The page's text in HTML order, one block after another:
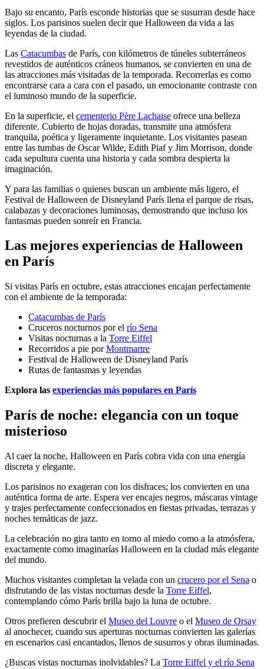
Bajo su encanto, París esconde historias que se susurran desde hace
siglos. Los parisinos suelen decir que Halloween da vida a las
leyendas de la ciudad.
Las Catacumbas de París, con kilómetros de túneles subterráneos
revestidos de auténticos cráneos humanos, se convierten en una de
las atracciones más visitadas de la temporada. Recorrerlas es como
encontrarse cara a cara con el pasado, un emocionante contraste con
el luminoso mundo de la superficie.
En la superficie, el cementerio Père Lachaise ofrece una belleza
diferente. Cubierto de hojas doradas, transmite una atmósfera
tranquila, poética y ligeramente inquietante. Los visitantes pasean
entre las tumbas de Oscar Wilde, Edith Piaf y Jim Morrison, donde
cada sepultura cuenta una historia y cada sombra despierta la
imaginación.
Y para las familias o quienes buscan un ambiente más ligero, el
Festival de Halloween de Disneyland París llena el parque de risas,
calabazas y decoraciones luminosas, demostrando que incluso los
fantasmas pueden sonreír en Francia.
Las mejores experiencias de Halloween
en París
Si visitas París en octubre, estas atracciones encajan perfectamente
con el ambiente de la temporada:
Catacumbas de París
Cruceros nocturnos por el río Sena
Visitas nocturnas a la Torre Eiffel
Recorridos a pie porMontmartre
Festival de Halloween de Disneyland París
Rutas de fantasmas y leyendas
Explora las experiencias más populares en París
París de noche: elegancia con un toque
misterioso
Al caer la noche, Halloween en París cobra vida con una energía
discreta y elegante.
Los parisinos no exageran con los disfraces; los convierten en una
auténtica forma de arte. Espera ver encajes negros, máscaras vintage
y trajes perfectamente confeccionados en fiestas privadas, terrazas y
noches temáticas de jazz.
La celebración no gira tanto en torno al miedo como a la atmósfera,
exactamente como imaginarías Halloween en la ciudad más elegante
del mundo.
Muchos visitantes completan la velada con un crucero por el Sena o
disfrutando de las vistas nocturnas desde la Torre Eiffel,
contemplando cómo París brilla bajo la luna de octubre.
Otros prefieren descubrir el Museo del Louvre o el Museo de Orsay
al anochecer, cuando sus aperturas nocturnas convierten las galerías
en escenarios casi encantados, llenos de susurros y obras iluminadas.
¿Buscas vistas nocturnas inolvidables? La Torre Eiffel y el río Sena